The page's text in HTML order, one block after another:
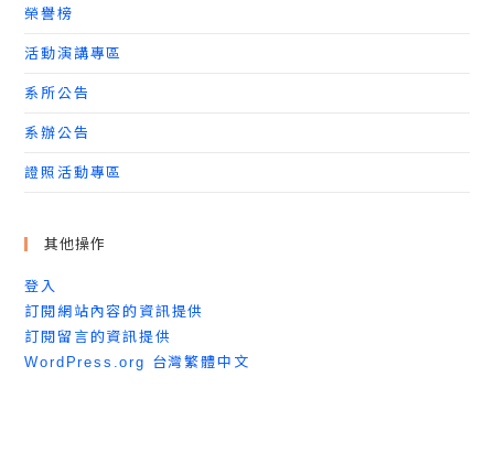
榮譽榜
活動演講專區
系所公告
系辦公告
證照活動專區
其他操作
登入
訂閱網站內容的資訊提供
訂閱留言的資訊提供
WordPress.org 台灣繁體中文